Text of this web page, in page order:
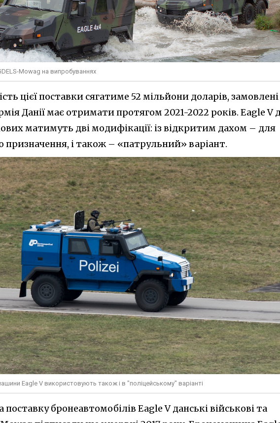
Mowag на випробуваннях
цієї поставки сягатиме 52 мільйони доларів, замовлені
Данії має отримати протягом 2021-2022 років. Eagle V
матимуть дві модифікації: із відкритим дахом – для
призначення, і також – «патрульний» варіант.
Eagle V використовують також і в "поліцейському" варіанті
поставку бронеавтомобілів Eagle V данські військові та